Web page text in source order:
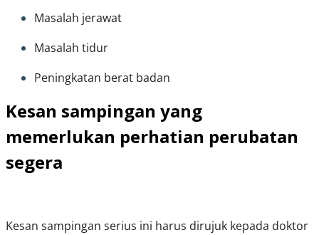
Masalah jerawat
Masalah tidur
Peningkatan berat badan
Kesan sampingan yang
memerlukan perhatian perubatan
segera
Kesan sampingan serius ini harus dirujuk kepada doktor